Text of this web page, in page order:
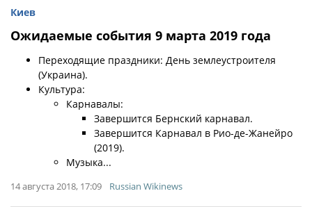
Киев
Ожидаемые события 9 марта 2019 года
Переходящие праздники: День землеустроителя
(Украина).
Культура:
Карнавалы:
Завершится Бернский карнавал.
Завершится Карнавал в Рио-де-Жанейро
(2019).
Музыка...
14 августа 2018, 17:09 Russian Wikinews